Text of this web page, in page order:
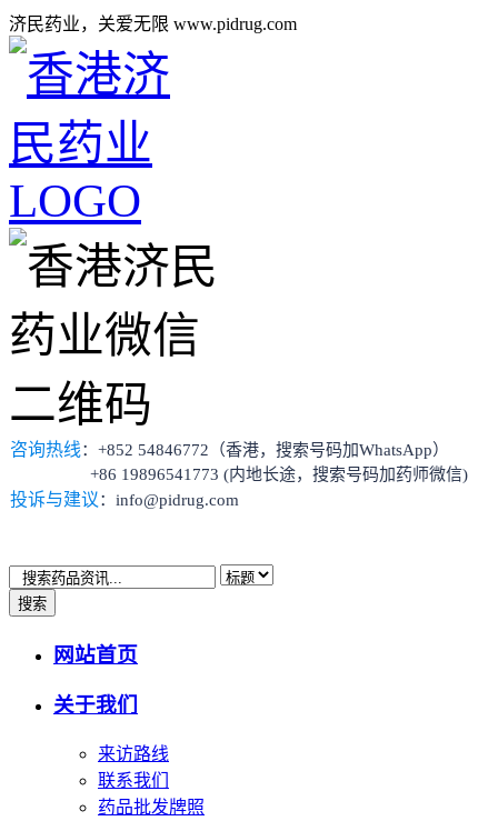
济民药业，关爱无限 www.pidrug.com
咨询热线：+852 54846772（香港，搜索号码加WhatsApp）
+86 19896541773 (内地长途，搜索号码加药师微信)
投诉与建议：info@pidrug.com
搜索
网站首页
关于我们
来访路线
联系我们
药品批发牌照